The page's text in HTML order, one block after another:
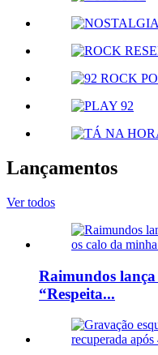
Lançamentos
Ver todos
Raimundos lança
“Respeita...